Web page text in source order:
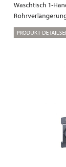
Waschtisch 1-
PRODUKT-